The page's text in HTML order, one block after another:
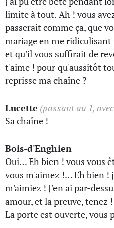
limite à tout. Ah ! vous
passerait comme ça, que
mariage en me
et qu'il vous suffirait de
t'aime ! pour qu'aussitôt
reprisse ma chaîne ?
Lucette (passant au 1,
Sa chaîne !
Bois-d'Enghien
Oui… Eh bien ! vous vous
vous m'aimez !… Eh bien !
m'aimiez ! J'en ai par-
amour, et la preuve, tenez !
La porte est ouverte, vous